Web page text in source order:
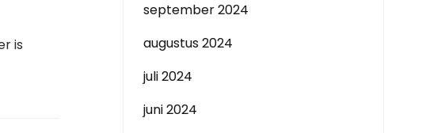
is
september 2024
augustus 2024
juli 2024
juni 2024